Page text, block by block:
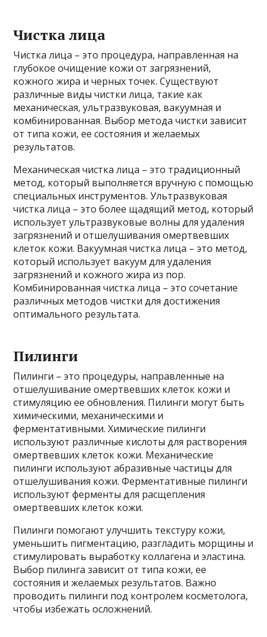
Чистка лица
Чистка лица – это процедура, направленная на
глубокое очищение кожи от загрязнений,
кожного жира и черных точек. Существуют
различные виды чистки лица, такие как
механическая, ультразвуковая, вакуумная и
комбинированная. Выбор метода чистки зависит
от типа кожи, ее состояния и желаемых
результатов.
Механическая чистка лица – это традиционный
метод, который выполняется вручную с помощью
специальных инструментов. Ультразвуковая
чистка лица – это более щадящий метод, который
использует ультразвуковые волны для удаления
загрязнений и отшелушивания омертвевших
клеток кожи. Вакуумная чистка лица – это метод,
который использует вакуум для удаления
загрязнений и кожного жира из пор.
Комбинированная чистка лица – это сочетание
различных методов чистки для достижения
оптимального результата.
Пилинги
Пилинги – это процедуры, направленные на
отшелушивание омертвевших клеток кожи и
стимуляцию ее обновления. Пилинги могут быть
химическими, механическими и
ферментативными. Химические пилинги
используют различные кислоты для растворения
омертвевших клеток кожи. Механические
пилинги используют абразивные частицы для
отшелушивания кожи. Ферментативные пилинги
используют ферменты для расщепления
омертвевших клеток кожи.
Пилинги помогают улучшить текстуру кожи,
уменьшить пигментацию, разгладить морщины и
стимулировать выработку коллагена и эластина.
Выбор пилинга зависит от типа кожи, ее
состояния и желаемых результатов. Важно
проводить пилинги под контролем косметолога,
чтобы избежать осложнений.